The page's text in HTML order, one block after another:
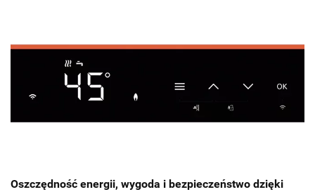
Oszczędność energii, wygoda i bezpieczeństwo dzięki